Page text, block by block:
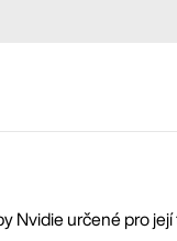
Nvidie určené pro